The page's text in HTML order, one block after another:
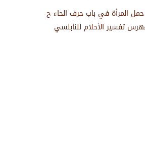
المرأة في باب حرف الحاء ح
تفسير الأحلام للنابلسي